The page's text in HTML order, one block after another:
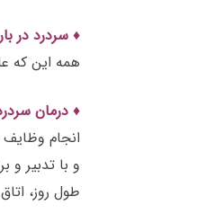
♦ سردرد در
همه این که
♦ درمان
انجام
و با تدبیر و
طول روز،